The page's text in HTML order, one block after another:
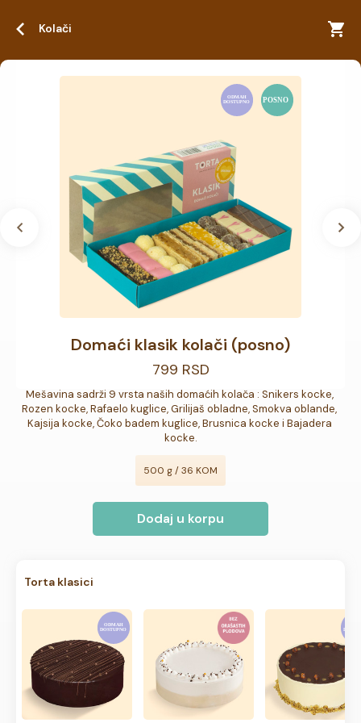
Kolači
Domaći klasik kolači (posno)
799 RSD
Mešavina sadrži 9 vrsta naših domaćih kolača : Snikers kocke,
Rozen kocke, Rafaelo kuglice, Grilijaš obladne, Smokva oblande,
Kajsija kocke, Čoko badem kuglice, Brusnica kocke i Bajadera
kocke.
500 g / 36 KOM
Dodaj u korpu
Torta klasici